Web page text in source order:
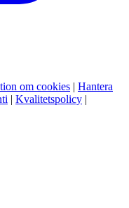
om cookies | Hantera
| Kvalitetspolicy |